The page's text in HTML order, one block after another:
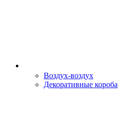
Воздух-воздух
Декоративные короба